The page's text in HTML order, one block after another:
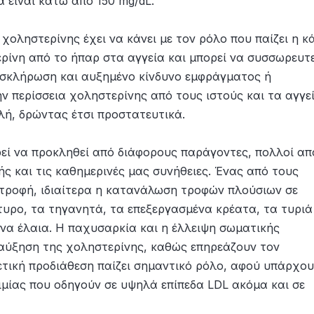
έχει να κάνει με τον ρόλο που παίζει η
από το ήπαρ στα αγγεία και μπορεί να
και αυξημένο κίνδυνο εμφράγματος ή
περίσσεια χοληστερίνης από τους ιστούς και τα
δρώντας έτσι προστατευτικά.
να προκληθεί από διάφορους παράγοντες, πολλοί
και τις καθημερινές μας συνήθειες. Ένας από τους
ιδιαίτερα η κατανάλωση τροφών πλούσιων σε
τα τηγανητά, τα επεξεργασμένα κρέατα, τα
έλαια. Η παχυσαρκία και η έλλειψη σωματικής
της χοληστερίνης, καθώς επηρεάζουν τον
προδιάθεση παίζει σημαντικό ρόλο, αφού
που οδηγούν σε υψηλά επίπεδα LDL ακόμα και σε